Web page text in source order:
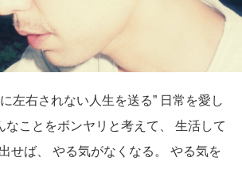
左右されない人生を送る” 日常を愛し
なことをボンヤリと考えて、 生活して
せば、 やる気がなくなる。 やる気を